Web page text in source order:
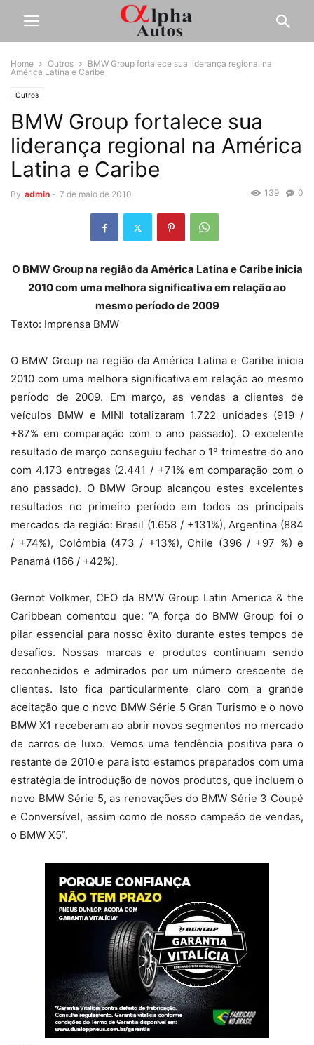
Home Outros
BMW Group fortalece sua liderança regional na
América Latina e Caribe
Outros
BMW Group fortalece sua
liderança regional na América
Latina e Caribe
By admin - 7 de maio de 2010 0
139
O BMW Group na região da América Latina e Caribe inicia
2010 com uma melhora significativa em relação ao
mesmo período de 2009
Texto: Imprensa BMW
O BMW Group na região da América Latina e Caribe inicia
2010 com uma melhora significativa em relação ao mesmo
período de 2009. Em março, as vendas a clientes de
veículos BMW e MINI totalizaram 1.722 unidades (919 /
+87% em comparação com o ano passado). O excelente
resultado de março conseguiu fechar o 1º trimestre do ano
com 4.173 entregas (2.441 / +71% em comparação com o
ano passado). O BMW Group alcançou estes excelentes
resultados no primeiro período em todos os principais
mercados da região: Brasil (1.658 / +131%), Argentina (884
/ +74%), Colômbia (473 / +13%), Chile (396 / +97 %) e
Panamá (166 / +42%).
Gernot Volkmer, CEO da BMW Group Latin America & the
Caribbean comentou que: “A força do BMW Group foi o
pilar essencial para nosso êxito durante estes tempos de
desafios. Nossas marcas e produtos continuam sendo
reconhecidos e admirados por um número crescente de
clientes. Isto fica particularmente claro com a grande
aceitação que o novo BMW Série 5 Gran Turismo e o novo
BMW X1 receberam ao abrir novos segmentos no mercado
de carros de luxo. Vemos uma tendência positiva para o
restante de 2010 e para isto estamos preparados com uma
estratégia de introdução de novos produtos, que incluem o
novo BMW Série 5, as renovações do BMW Série 3 Coupé
e Conversível, assim como de nosso campeão de vendas,
o BMW X5”.